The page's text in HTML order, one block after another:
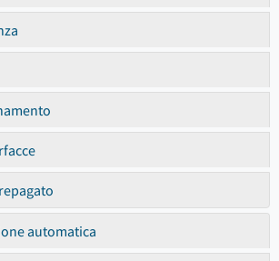
automatica